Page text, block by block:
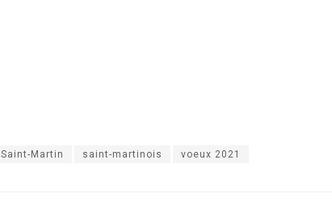
Saint-Martin saint-martinois voeux 2021